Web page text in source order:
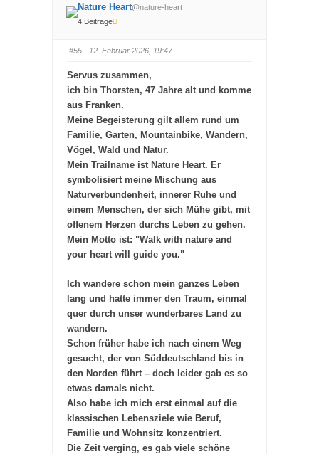
a
m
a
u
n
n
.
a
m
a
o
e
.
Nature Heart@nature-heart
4 Beiträge
#55 · 12. Februar 2026, 19:47
Servus zusammen,
ich bin Thorsten, 47 Jahre alt und komme
aus Franken.
Meine Begeisterung gilt allem rund um
Familie, Garten, Mountainbike, Wandern,
Vögel, Wald und Natur.
Mein Trailname ist Nature Heart. Er
symbolisiert meine Mischung aus
Naturverbundenheit, innerer Ruhe und
einem Menschen, der sich Mühe gibt, mit
offenem Herzen durchs Leben zu gehen.
Mein Motto ist: "Walk with nature and
your heart will guide you."
Ich wandere schon mein ganzes Leben
lang und hatte immer den Traum, einmal
quer durch unser wunderbares Land zu
wandern.
Schon früher habe ich nach einem Weg
gesucht, der von Süddeutschland bis in
den Norden führt – doch leider gab es so
etwas damals nicht.
Also habe ich mich erst einmal auf die
klassischen Lebensziele wie Beruf,
Familie und Wohnsitz konzentriert.
Die Zeit verging, es gab viele schöne